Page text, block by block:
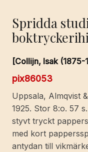
Spridda
[Collijn, Isak (1875-
pix86053
Uppsala, Almqvist
1925. Stor 8:o. 57
styvt tryckt
med kort
antydan till